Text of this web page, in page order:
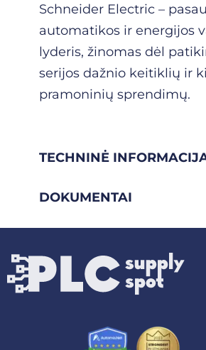
TECHNINĖ
DOKUMENTAI
Schneider Electric –
automatikos ir energijos
lyderis, žinomas dėl
serijos dažnio keitiklių ir
pramoninių sprendimų.